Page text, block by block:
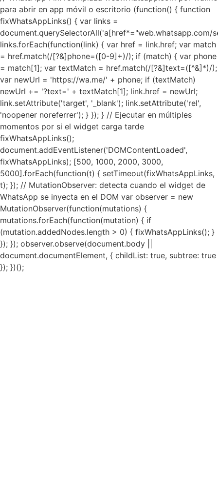
para abrir en app móvil o escritorio (function() { function
fixWhatsAppLinks() { var links =
document.querySelectorAll('a[href*="web.whatsapp.com/
links.forEach(function(link) { var href = link.href; var match
= href.match(/[?&]phone=([0-9]+)/); if (match) { var phone
= match[1]; var textMatch = href.match(/[?&]text=([^&]*)/);
var newUrl = 'https://wa.me/' + phone; if (textMatch)
newUrl += '?text=' + textMatch[1]; link.href = newUrl;
link.setAttribute('target', '_blank'); link.setAttribute('rel',
'noopener noreferrer'); } }); } // Ejecutar en múltiples
momentos por si el widget carga tarde
fixWhatsAppLinks();
document.addEventListener('DOMContentLoaded',
fixWhatsAppLinks); [500, 1000, 2000, 3000,
5000].forEach(function(t) { setTimeout(fixWhatsAppLinks,
t); }); // MutationObserver: detecta cuando el widget de
WhatsApp se inyecta en el DOM var observer = new
MutationObserver(function(mutations) {
mutations.forEach(function(mutation) { if
(mutation.addedNodes.length > 0) { fixWhatsAppLinks(); }
}); }); observer.observe(document.body ||
document.documentElement, { childList: true, subtree: true
}); })();